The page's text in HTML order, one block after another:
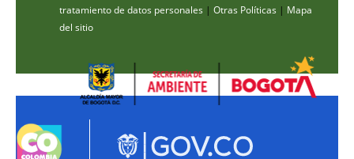
tratamiento de datos personales | Otras Políticas | Mapa
del sitio